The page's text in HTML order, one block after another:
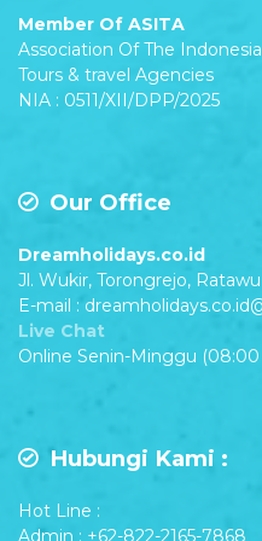
Member Of ASITA
Association Of The
Tours & travel Agencies
NIA : 0511/XII/DPP/2025
Our Office
Dreamholidays.co.id
Jl. Wukir, Torongrejo,
E-mail :
Live Chat
Online Senin-Minggu (08:00
Hubungi Kami :
Hot Line :
Admin : +62-822-2165-7868